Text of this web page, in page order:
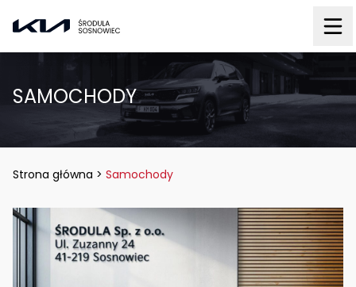
SAMOCHODY
Strona główna > Samochody